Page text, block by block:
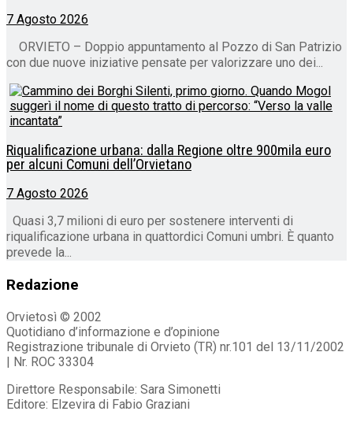
7 Agosto 2026
ORVIETO – Doppio appuntamento al Pozzo di San Patrizio
con due nuove iniziative pensate per valorizzare uno dei...
Riqualificazione urbana: dalla Regione oltre 900mila euro
per alcuni Comuni dell’Orvietano
7 Agosto 2026
Quasi 3,7 milioni di euro per sostenere interventi di
riqualificazione urbana in quattordici Comuni umbri. È quanto
prevede la...
Redazione
Orvietosì © 2002
Quotidiano d’informazione e d’opinione
Registrazione tribunale di Orvieto (TR) nr.101 del 13/11/2002
| Nr. ROC 33304
Direttore Responsabile: Sara Simonetti
Editore: Elzevira di Fabio Graziani